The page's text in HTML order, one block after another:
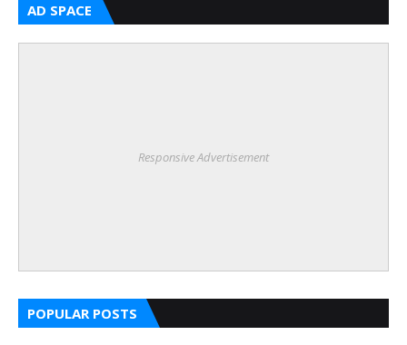
AD SPACE
Responsive Advertisement
POPULAR POSTS